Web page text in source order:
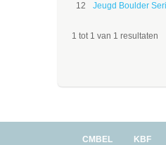
12 Jeugd Boulder
1 tot 1 van 1 resultaten
CMBEL KBF